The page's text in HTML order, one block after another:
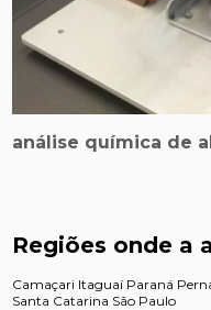
análise química de
Regiões onde a
Camaçari Itaguaí Paraná
Santa Catarina São Paulo